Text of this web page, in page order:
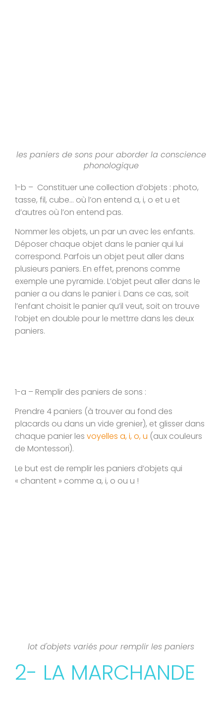
les paniers de sons pour aborder la conscience
phonologique
1-b – Constituer une collection d’objets : photo,
tasse, fil, cube… où l’on entend a, i, o et u et
d’autres où l’on entend pas.
Nommer les objets, un par un avec les enfants.
Déposer chaque objet dans le panier qui lui
correspond. Parfois un objet peut aller dans
plusieurs paniers. En effet, prenons comme
exemple une pyramide. L’objet peut aller dans le
panier a ou dans le panier i. Dans ce cas, soit
l’enfant choisit le panier qu’il veut, soit on trouve
l’objet en double pour le mettrre dans les deux
paniers.
1-a – Remplir des paniers de sons :
Prendre 4 paniers (à trouver au fond des
placards ou dans un vide grenier), et glisser dans
chaque panier les voyelles a, i, o, u (aux couleurs
de Montessori).
Le but est de remplir les paniers d’objets qui
« chantent » comme a, i, o ou u !
lot d'objets variés pour remplir les paniers
2- LA MARCHANDE